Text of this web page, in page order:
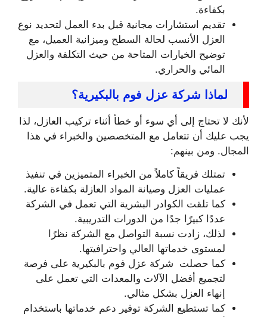
بكفاءة.
تقديم استشارات مجانية قبل بدء العمل لتحديد نوع
العزل الأنسب لحالة السطح وميزانية العميل، مع
توضيح الخيارات المتاحة من حيث التكلفة والعزل
المائي والحراري.
لماذا شركة عزل فوم بالبكيرية؟
لأنك لا تحتاج إلى أي سوء أو خطأ أثناء تركيب العازل، لذا
يجب عليك أن تتعامل مع المتخصصين والخبراء في هذا
المجال. ومن بينهم:
تمتلك فريقاً كاملاً من الخبراء المتميزين في تنفيذ
عمليات العزل وصيانة المواد العازلة بكفاءة عالية.
كما تلقت الكوادر البشرية التي تعمل في الشركة
عددًا كبيرًا جدًا من الدورات التدريبية.
لذلك، زادت نسبة التواصل مع الشركة نظرًا
لمستوى خدماتها العالي واحترافيتها.
كما حصلت شركة عزل فوم بالبكيرية على فرصة
لتجميع أفضل الآلات والمعدات التي تعمل على
إنهاء العزل بشكل مثالي.
كما تستطيع الشركة توفير دعم خدماتها باستخدام